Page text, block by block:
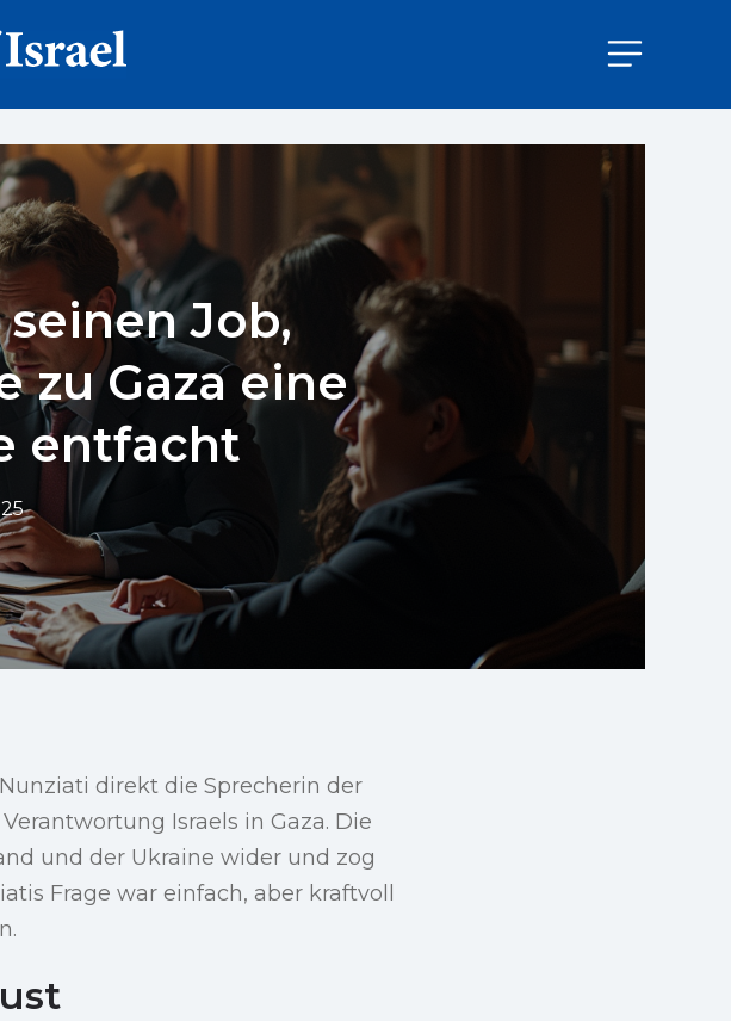
Job,
zu Gaza eine
entfacht
direkt die Sprecherin der
Israels in Gaza. Die
und der Ukraine wider und zog
Frage war einfach, aber kraftvoll